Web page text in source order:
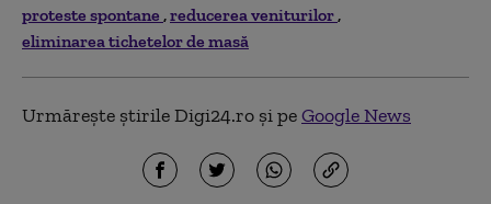
proteste spontane reducerea veniturilor
eliminarea tichetelor de masă
Urmărește știrile Digi24.ro și peGoogle News